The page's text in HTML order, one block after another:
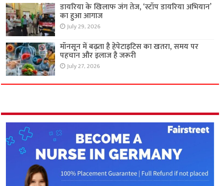
डायरिया के खिलाफ जंग तेज, ‘स्टॉप डायरिया अभियान’
का हुआ आगाज
July 29, 2026
मॉनसून में बढ़ता है हेपेटाइटिस का खतरा, समय पर
पहचान और इलाज है जरूरी
July 27, 2026